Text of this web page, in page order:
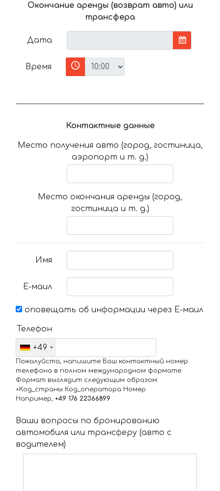
Окончание аренды (возврат авто) или
трансфера
Дата
Время
Контактные данные
Место получения авто (город, гостиница,
аэропорт и т. д.)
Место окончания аренды (город,
гостиница и т. д.)
Имя
Е-маил
оповещать об информации через Е-маил
Телефон
+49
Пожалуйста, напишите Ваш контактный номер
телефона в полном международном формате.
Формат выглядит следующим образом:
+Код_страны Код_оператора Номер
Например, +49 176 22366899
Ваши вопросы по бронированию
автомобиля или трансферу (авто с
водителем)